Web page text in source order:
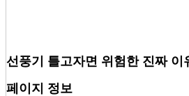
선풍기 틀고자면 위험한 진짜 이
페이지 정보